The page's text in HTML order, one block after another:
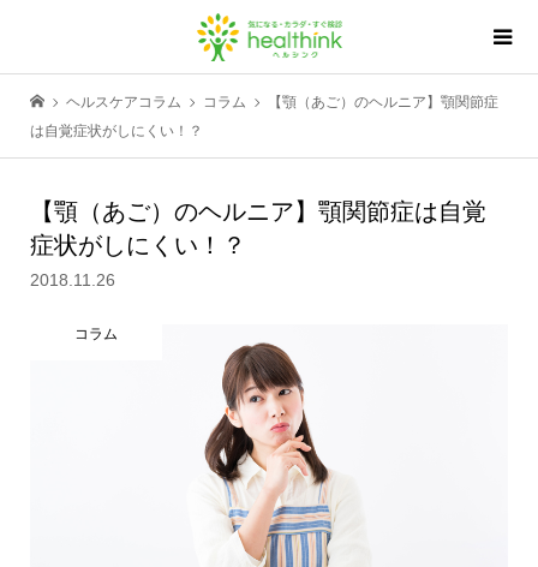
ヘルスケアコラム コラム
【顎（あご）のヘルニア】顎関節症
は自覚症状がしにくい！？
【顎（あご）のヘルニア】顎関節症は自覚
症状がしにくい！？
2018.11.26
コラム